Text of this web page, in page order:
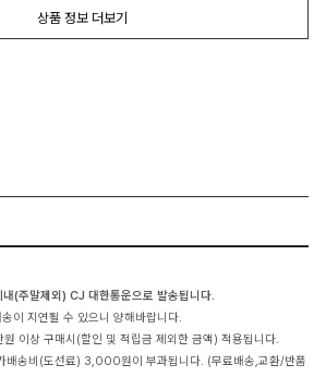
상품 정보 더보기
(주말제외) CJ 대한통운으로 발송됩니다.
이 지연될 수 있으니 양해바랍니다.
이상 구매시(할인 및 적립금 제외한 금액) 적용됩니다.
배송비(도선료) 3,000원이 부과됩니다. (무료배송,교환/반품